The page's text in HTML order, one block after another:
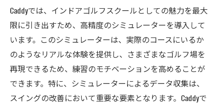
Caddyでは、インドアゴルフスクールとしての魅力を最大
限に引き出すため、高精度のシミュレーターを導入して
います。このシミュレーターは、実際のコースにいるか
のようなリアルな体験を提供し、さまざまなゴルフ場を
再現できるため、練習のモチベーションを高めることが
できます。特に、シミュレーターによるデータ収集は、
スイングの改善において重要な要素となります。Caddyで